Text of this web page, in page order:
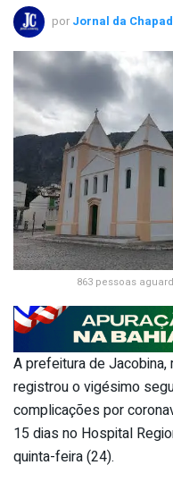
por Jornal da
863 pessoas
A prefeitura de Jacobina,
registrou o vigésimo
complicações por
15 dias no Hospital
quinta-feira (24).